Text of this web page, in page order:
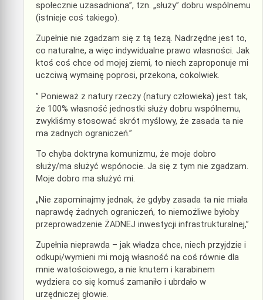
społecznie uzasadniona”, tzn. „służy” dobru wspólnemu
(istnieje coś takiego).
Zupełnie nie zgadzam się z tą tezą. Nadrzędne jest to,
co naturalne, a więc indywidualne prawo własności. Jak
ktoś coś chce od mojej ziemi, to niech zaproponuje mi
uczciwą wymainę poprosi, przekona, cokolwiek.
” Ponieważ z natury rzeczy (natury człowieka) jest tak,
że 100% własność jednostki służy dobru wspólnemu,
zwykliśmy stosować skrót myślowy, że zasada ta nie
ma żadnych ograniczeń.”
To chyba doktryna komunizmu, że moje dobro
służy/ma służyć wspónocie. Ja się z tym nie zgadzam.
Moje dobro ma służyć mi.
„Nie zapominajmy jednak, że gdyby zasada ta nie miała
naprawdę żadnych ograniczeń, to niemożliwe byłoby
przeprowadzenie ŻADNEJ inwestycji infrastrukturalnej,”
Zupełnia nieprawda – jak władza chce, niech przyjdzie i
odkupi/wymieni mi moją własność na coś równie dla
mnie watościowego, a nie knutem i karabinem
wydziera co się komuś zamaniło i ubrdało w
urzędniczej głowie.